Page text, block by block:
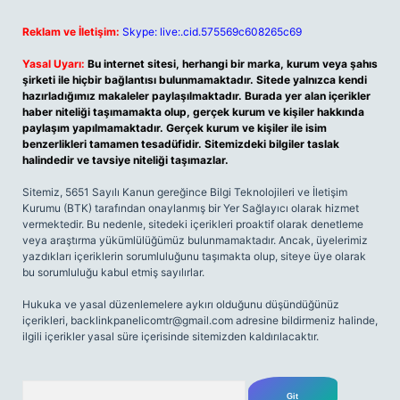
Reklam ve İletişim: Skype: live:.cid.575569c608265c69
Yasal Uyarı: Bu internet sitesi, herhangi bir marka, kurum veya şahıs
şirketi ile hiçbir bağlantısı bulunmamaktadır. Sitede yalnızca kendi
hazırladığımız makaleler paylaşılmaktadır. Burada yer alan içerikler
haber niteliği taşımamakta olup, gerçek kurum ve kişiler hakkında
paylaşım yapılmamaktadır. Gerçek kurum ve kişiler ile isim
benzerlikleri tamamen tesadüfidir. Sitemizdeki bilgiler taslak
halindedir ve tavsiye niteliği taşımazlar.
Sitemiz, 5651 Sayılı Kanun gereğince Bilgi Teknolojileri ve İletişim
Kurumu (BTK) tarafından onaylanmış bir Yer Sağlayıcı olarak hizmet
vermektedir. Bu nedenle, sitedeki içerikleri proaktif olarak denetleme
veya araştırma yükümlülüğümüz bulunmamaktadır. Ancak, üyelerimiz
yazdıkları içeriklerin sorumluluğunu taşımakta olup, siteye üye olarak
bu sorumluluğu kabul etmiş sayılırlar.
Hukuka ve yasal düzenlemelere aykırı olduğunu düşündüğünüz
içerikleri, backlinkpanelicomtr@gmail.com adresine bildirmeniz halinde,
ilgili içerikler yasal süre içerisinde sitemizden kaldırılacaktır.